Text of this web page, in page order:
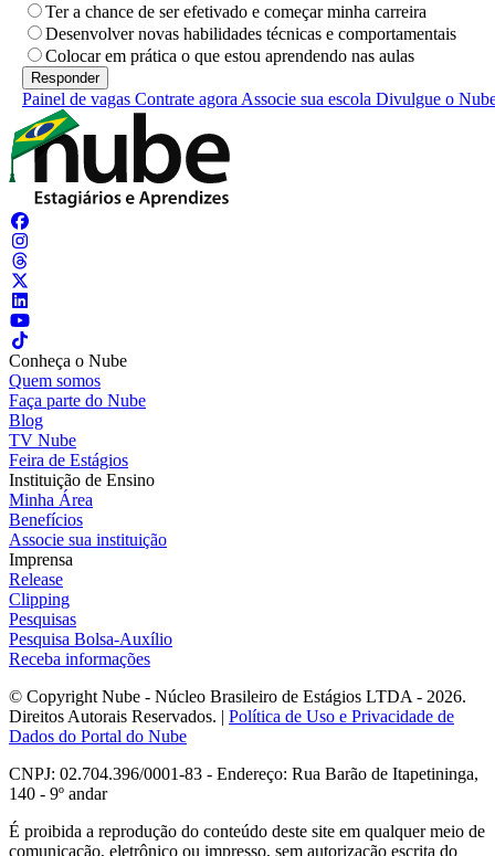
Ter a chance de ser efetivado e começar minha carreira
Desenvolver novas habilidades técnicas e comportamentais
Colocar em prática o que estou aprendendo nas aulas
Painel de vagas Contrate agora Associe sua escola Divulgue o
Conheça o Nube
Quem somos
Faça parte do Nube
Blog
TV Nube
Feira de Estágios
Instituição de Ensino
Minha Área
Benefícios
Associe sua instituição
Imprensa
Release
Clipping
Pesquisas
Pesquisa Bolsa-Auxílio
Receba informações
© Copyright Nube - Núcleo Brasileiro de Estágios LTDA - 2026.
Direitos Autorais Reservados. | Política de Uso e Privacidade de
Dados do Portal do Nube
CNPJ: 02.704.396/0001-83 - Endereço: Rua Barão de Itapetininga,
140 - 9º andar
É proibida a reprodução do conteúdo deste site em qualquer meio de
comunicação, eletrônico ou impresso, sem autorização escrita do